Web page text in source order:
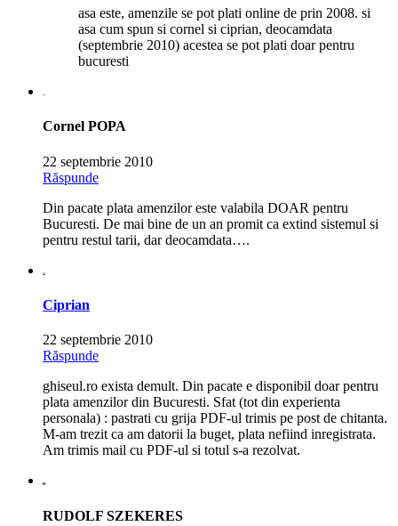
asa este, amenzile se pot plati online de prin 2008. si
asa cum spun si cornel si ciprian, deocamdata
(septembrie 2010) acestea se pot plati doar pentru
bucuresti
Cornel POPA
22 septembrie 2010
Răspunde
Din pacate plata amenzilor este valabila DOAR pentru
Bucuresti. De mai bine de un an promit ca extind sistemul si
pentru restul tarii, dar deocamdata….
Ciprian
22 septembrie 2010
Răspunde
ghiseul.ro exista demult. Din pacate e disponibil doar pentru
plata amenzilor din Bucuresti. Sfat (tot din experienta
personala) : pastrati cu grija PDF-ul trimis pe post de chitanta.
M-am trezit ca am datorii la buget, plata nefiind inregistrata.
Am trimis mail cu PDF-ul si totul s-a rezolvat.
RUDOLF SZEKERES